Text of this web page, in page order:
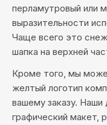
перламутровый или
выразительности
Чаще всего это
шапка на верхней
Кроме того, мы
желтый логотип
вашему заказу. Наши
графический макет,